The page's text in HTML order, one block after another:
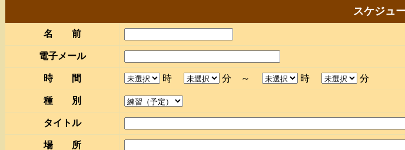
スケジュ
名 前
電子メール
時 間 時 分 ～ 時 分
種 別
タイトル
場 所